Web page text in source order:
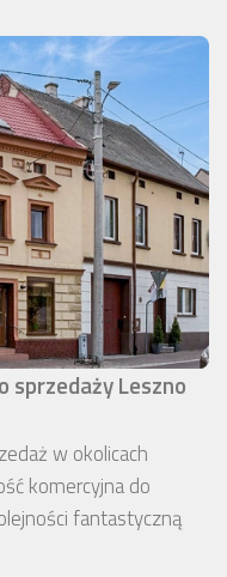
sprzedaży Leszno
w okolicach
komercyjna do
fantastyczną